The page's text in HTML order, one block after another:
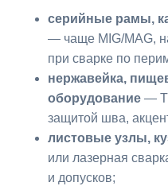
серийные рамы,
— чаще MIG/MAG,
при сварке по
нержавейка,
оборудование —
защитой шва,
листовые узлы,
или лазерная
и допусков;